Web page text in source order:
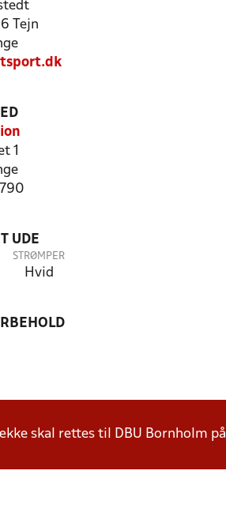
Tejn
1
UDE
STRØMPER
Hvid
skal rettes til DBU Bornholm på